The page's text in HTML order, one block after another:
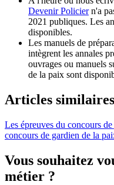
Devenir Policiern'a
2021 publiques. Les
disponibles.
Les manuels de
intègrent les annales
ouvrages ou manuels
de la paix sont
Articles similaires
Les épreuves du concours
concours de gardien de la
Vous souhaitez
métier ?